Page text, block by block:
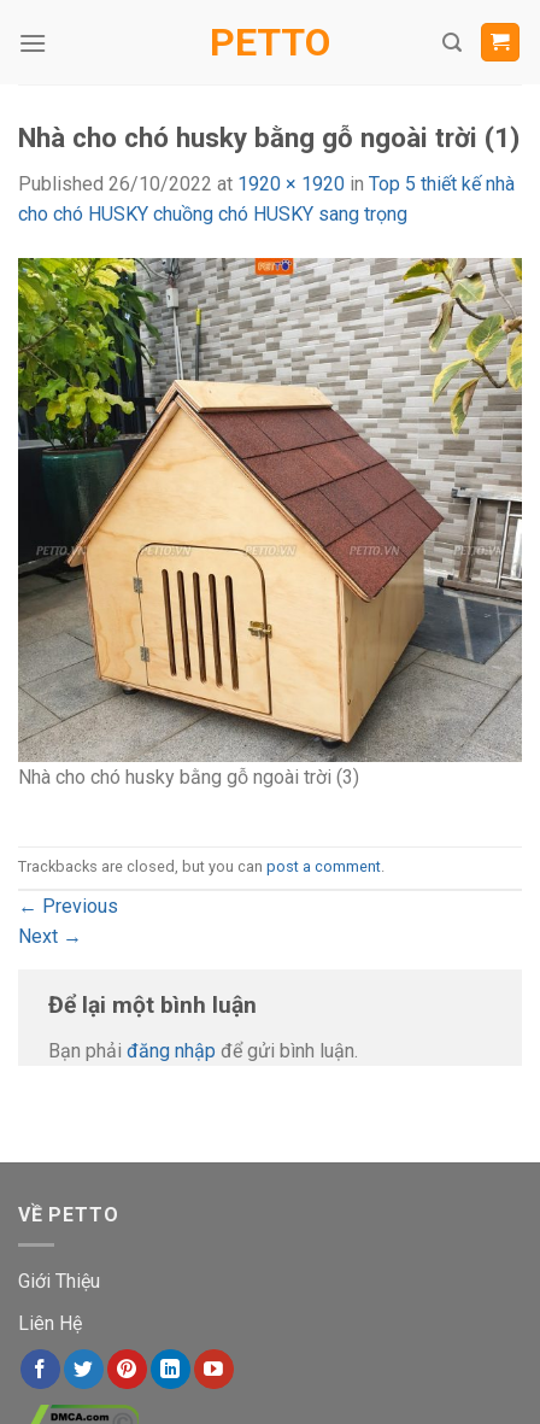
PETTO
Nhà cho chó husky bằng gỗ ngoài trời (1)
Published 26/10/2022 at 1920 × 1920 in Top 5 thiết kế nhà
cho chó HUSKY chuồng chó HUSKY sang trọng
Nhà cho chó husky bằng gỗ ngoài trời (3)
Trackbacks are closed, but you can post a comment.
← Previous
Next →
Để lại một bình luận
Bạn phải đăng nhập để gửi bình luận.
VỀ PETTO
Giới Thiệu
Liên Hệ